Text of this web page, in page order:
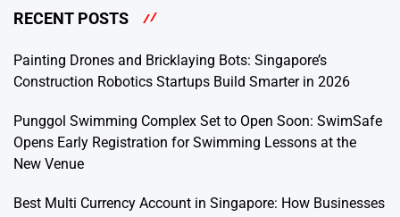
RECENT POSTS
Painting Drones and Bricklaying Bots: Singapore’s
Construction Robotics Startups Build Smarter in 2026
Punggol Swimming Complex Set to Open Soon: SwimSafe
Opens Early Registration for Swimming Lessons at the
New Venue
Best Multi Currency Account in Singapore: How Businesses